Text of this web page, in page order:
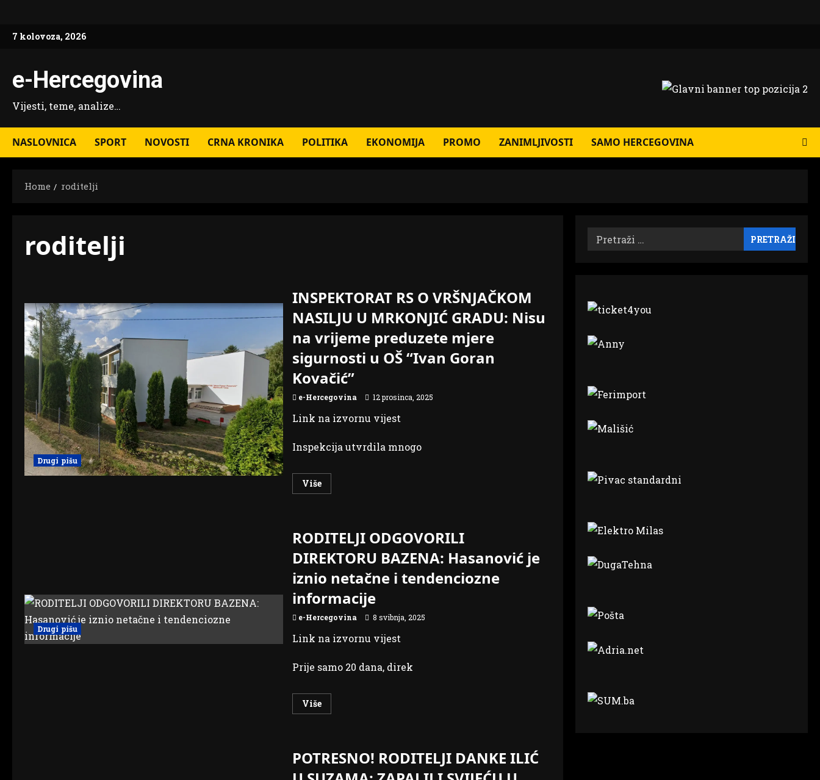
content
7 kolovoza, 2026
e-Hercegovina
Vijesti, teme, analize…
NASLOVNICA SPORT NOVOSTI CRNA KRONIKA POLITIKA EKONOMIJA PROMO ZANIMLJIVOSTI SAMO HERCEGOVINA
Home roditelji
roditelji
Drugi pišu
INSPEKTORAT RS O VRŠNJAČKOM
NASILJU U MRKONJIĆ GRADU: Nisu
na vrijeme preduzete mjere
sigurnosti u OŠ “Ivan Goran
Kovačić”
e-Hercegovina 12 prosinca, 2025
Link na izvornu vijest
Inspekcija utvrdila mnogo
VišeRead
more
VRŠNJAČKOM
NASILJU
U
MRKONJIĆ
Nisu
na
vrijeme
preduzete
sigurnosti
OŠ
“Ivan
Kovačić”
Drugi pišu
RODITELJI ODGOVORILI
DIREKTORU BAZENA: Hasanović je
iznio netačne i tendenciozne
informacije
e-Hercegovina 8 svibnja, 2025
Link na izvornu vijest
Prije samo 20 dana, direk
VišeRead
more
BAZENA:
Hasanović
je
POTRESNO! RODITELJI DANKE ILIĆ
Pretraži: